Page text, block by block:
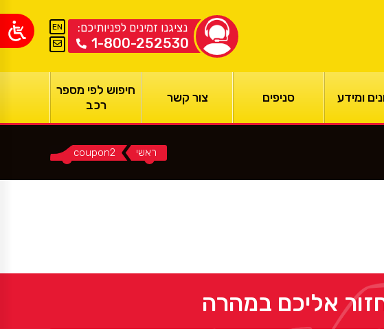
נציגנו זמינים לפניותיכם:
1-800-252530
EN
ומידע סניפים צור קשר
חיפוש לפי מספר
רכב
You are here:
ראשי coupon2
אליכם במהרה